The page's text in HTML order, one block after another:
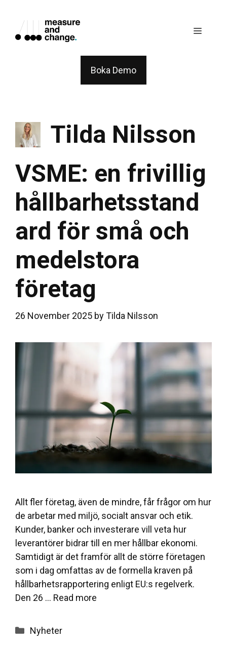
content
Menu
Boka Demo
Tilda Nilsson
VSME: en frivillig
hållbarhetsstand
ard för små och
medelstora
företag
26 November 2025 byTilda Nilsson
Allt fler företag, även de mindre, får frågor om hur
de arbetar med miljö, socialt ansvar och etik.
Kunder, banker och investerare vill veta hur
leverantörer bidrar till en mer hållbar ekonomi.
Samtidigt är det framför allt de större företagen
som i dag omfattas av de formella kraven på
hållbarhetsrapportering enligt EU:s regelverk.
Den 26 … Read more
Categories
Nyheter